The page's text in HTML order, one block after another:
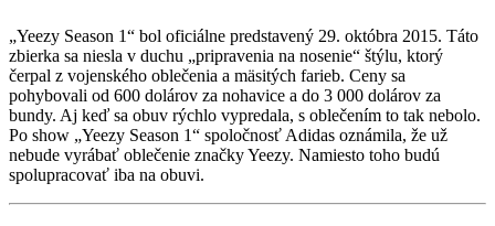
„Yeezy Season 1“ bol oficiálne predstavený 29. októbra 2015. Táto
zbierka sa niesla v duchu „pripravenia na nosenie“ štýlu, ktorý
čerpal z vojenského oblečenia a mäsitých farieb. Ceny sa
pohybovali od 600 dolárov za nohavice a do 3 000 dolárov za
bundy. Aj keď sa obuv rýchlo vypredala, s oblečením to tak nebolo.
Po show „Yeezy Season 1“ spoločnosť Adidas oznámila, že už
nebude vyrábať oblečenie značky Yeezy. Namiesto toho budú
spolupracovať iba na obuvi.